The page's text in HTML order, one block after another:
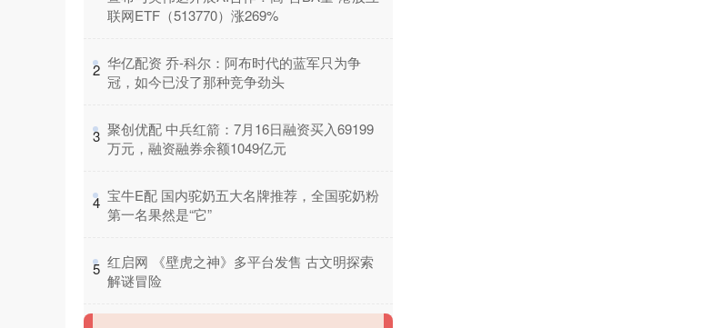
联网ETF（513770）涨269%
2 ​华亿配资 乔-科尔：阿布时代的蓝军只为争
冠，如今已没了那种竞争劲头
3 ​聚创优配 中兵红箭：7月16日融资买入69199
万元，融资融券余额1049亿元
4 ​宝牛E配 国内驼奶五大名牌推荐，全国驼奶粉
第一名果然是“它”
5 ​红启网 《壁虎之神》多平台发售 古文明探索
解谜冒险